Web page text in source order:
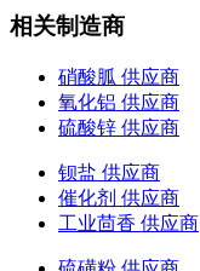
相关制造商
硝酸胍 供应商
氧化铝 供应商
硫酸锌 供应商
钡盐 供应商
催化剂 供应商
工业茴香 供应商